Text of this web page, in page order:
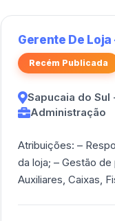
Gerente De Loja
Recém Publicada
Sapucaia do Sul
Administração
Atribuições: –
da loja; – Gestão
Auxiliares, Caixas,